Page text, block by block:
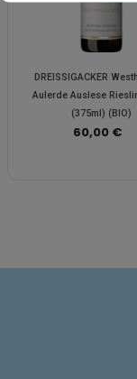
DREISSIGACKER
Aulerde Auslese
(375ml) (BIO)
60,00 €